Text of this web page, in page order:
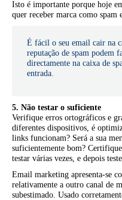
Isto é importante porque hoje
quer receber marca como spam
É fácil o seu email cair na
reputação de spam podem
directamente na caixa de
entrada.
5. Não testar o suficiente
Verifique erros ortográficos e
diferentes dispositivos, é
links funcionam? Será a sua
suficientemente bom?
testar várias vezes, e depois
Email marketing apresenta-se
relativamente a outro canal de
subestimado. Usado